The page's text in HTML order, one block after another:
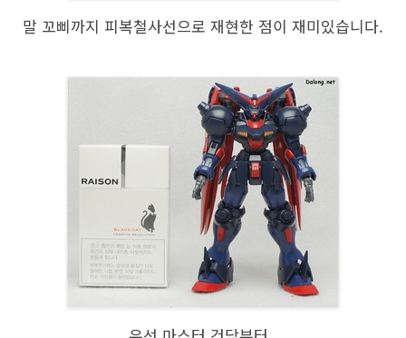
말 꼬삐까지 피복철사선으로 재현한 점이 재미있습니다.